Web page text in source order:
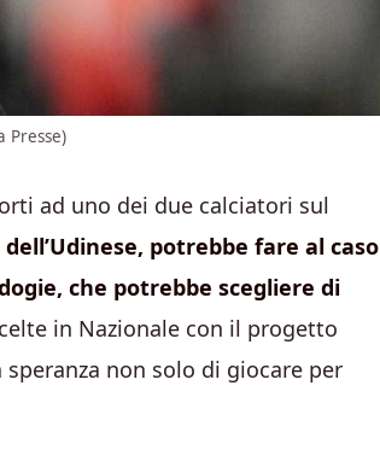
Presse)
ad uno dei due calciatori sul
potrebbe fare al caso
che potrebbe scegliere di
in Nazionale con il progetto
speranza non solo di giocare per